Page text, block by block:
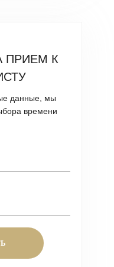
данные, мы
времени
ПРИЕМ К